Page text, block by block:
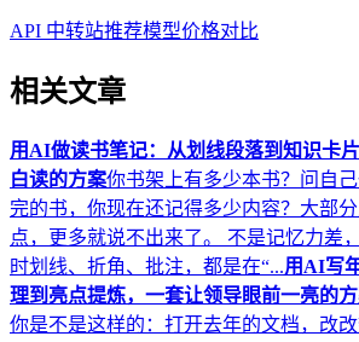
API 中转站推荐模型价格对比
相关文章
用AI做读书笔记：从划线段落到知识卡
白读的方案你书架上有多少本书？问自
完的书，你现在还记得多少内容？大部
点，更多就说不出来了。 不是记忆力差
时划线、折角、批注，都是在“...用AI写
理到亮点提炼，一套让领导眼前一亮的
你是不是这样的：打开去年的文档，改